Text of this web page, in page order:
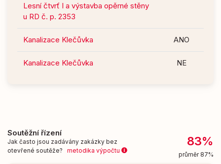
Lesní čtvrť I a výstavba opěrné stěny
u RD č. p. 2353
Kanalizace Klečůvka ANO
Kanalizace Klečůvka NE
Soutěžní řízení
Jak často jsou zadávány zakázky bez
otevřené soutěže? metodika výpočtu
83%
průměr 87%